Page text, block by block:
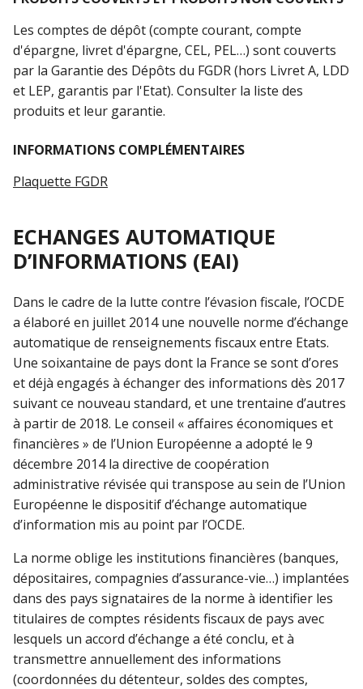
Les comptes de dépôt (compte courant, compte
d'épargne, livret d'épargne, CEL, PEL…) sont couverts
par la Garantie des Dépôts du FGDR (hors Livret A, LDD
et LEP, garantis par l'Etat). Consulter la liste des
produits et leur garantie.
INFORMATIONS COMPLÉMENTAIRES
Plaquette FGDR
ECHANGES AUTOMATIQUE
D’INFORMATIONS (EAI)
Dans le cadre de la lutte contre l’évasion fiscale, l’OCDE
a élaboré en juillet 2014 une nouvelle norme d’échange
automatique de renseignements fiscaux entre Etats.
Une soixantaine de pays dont la France se sont d’ores
et déjà engagés à échanger des informations dès 2017
suivant ce nouveau standard, et une trentaine d’autres
à partir de 2018. Le conseil « affaires économiques et
financières » de l’Union Européenne a adopté le 9
décembre 2014 la directive de coopération
administrative révisée qui transpose au sein de l’Union
Européenne le dispositif d’échange automatique
d’information mis au point par l’OCDE.
La norme oblige les institutions financières (banques,
dépositaires, compagnies d’assurance-vie…) implantées
dans des pays signataires de la norme à identifier les
titulaires de comptes résidents fiscaux de pays avec
lesquels un accord d’échange a été conclu, et à
transmettre annuellement des informations
(coordonnées du détenteur, soldes des comptes,